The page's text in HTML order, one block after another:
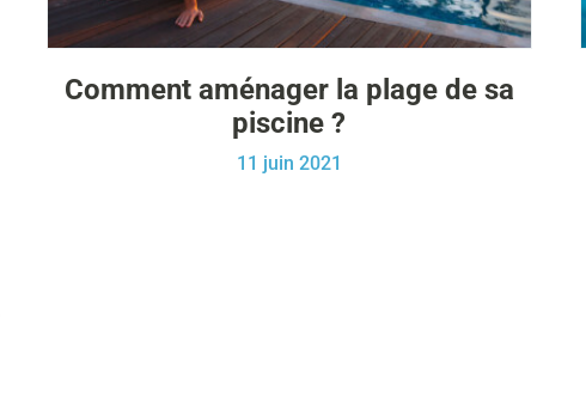
Comment aménager la plage de sa
piscine ?
11 juin 2021